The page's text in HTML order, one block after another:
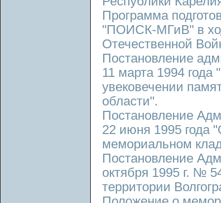
Программа
"ПОИСК-МГиВ" в
Отечественной
Постановление
11 марта 1994
увековечении
области".
Постановление
22 июня 1995 года
мемориальном
Постановление
октября 1995 г. №
территории